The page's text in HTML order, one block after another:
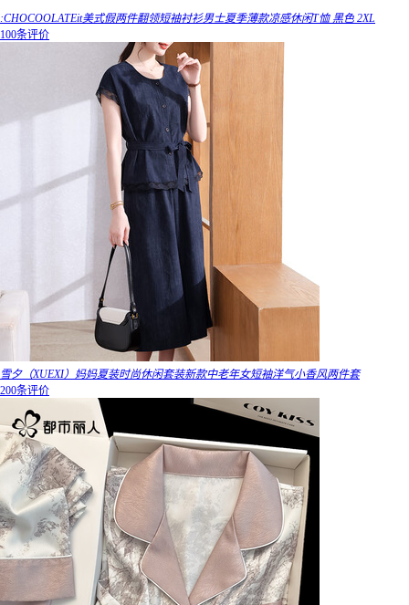
:CHOCOOLATEit美式假两件翻领短袖衬衫男士夏季薄款凉感休闲T恤 黑色 2XL
100条评价
雪夕（XUEXI）妈妈夏装时尚休闲套装新款中老年女短袖洋气小香风两件套
200条评价